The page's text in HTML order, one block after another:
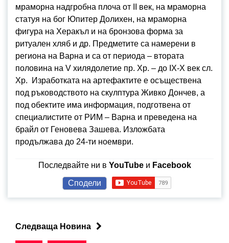
мраморна надгробна плоча от II век, на мраморна
статуя на бог Юпитер Долихен, на мраморна
фигура на Херакъл и на бронзова форма за
ритуален хляб и др. Предметите са намерени в
региона на Варна и са от периода – втората
половина на V хилядолетие пр. Хр. – до IX-X век сл.
Хр. Изработката на артефактите е осъществена
под ръководството на скулптура Живко Дончев, а
под обектите има информация, подготвена от
специалистите от РИМ – Варна и преведена на
брайл от Геновева Зашева. Изложбата
продължава до 24-ти ноември.
Последвайте ни в YouTubeи Facebook
Сподели
Следваща Новина